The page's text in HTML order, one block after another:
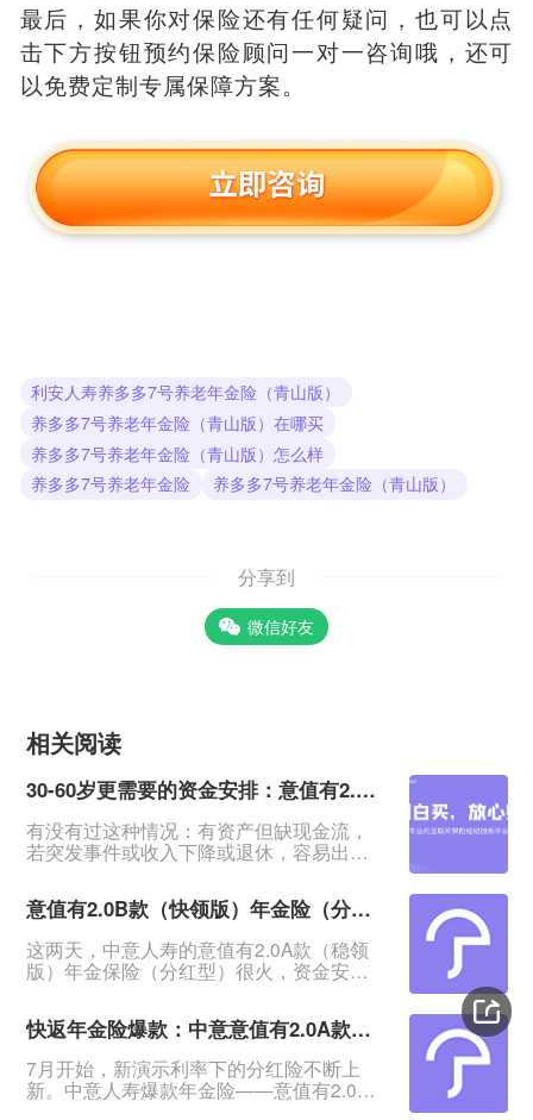
最后，如果你对保险还有任何疑问，也可以点
击下方按钮预约保险顾问一对一咨询哦，还可
以免费定制专属保障方案。
利安人寿养多多7号养老年金险（青山版）
养多多7号养老年金险（青山版）在哪买
养多多7号养老年金险（青山版）怎么样
养多多7号养老年金险
养多多7号养老年金险（青山版）
分享到
微信好友
相关阅读
30-60岁更需要的资金安排：意值有2.0B款（快领版）分红年金险
有没有过这种情况：有资产但缺现金流，
若突发事件或收入下降或退休，容易出现
活。&nbsp;一笔安全的、能提供持续现金
流、在急需用钱时又能无损失拿回的资
金，在这时候就显得特别重要。&nbsp;中
意意值有2.0B款（快领版）年金保险（分
红型）：回血快、返钱快、资金安全，提
更需要的资金规划。&n
意值有2.0B款（快领版）年金险（分红型）相比A款有哪些优势？
这两天，中意人寿的意值有2.0A款（稳领
版）年金保险（分红型）很火，资金安
个系列还有个B款（快领版）：这款有哪些
保障？与A款有哪些区别？今日就来测一测
意值有2.0B款（快领版）年金保险（分红
型）。一、意值有2.0B款（快领版）保障
怎么样？与A款有哪些区别？意值有2.0B款
快返年金险爆款：中意意值有2.0A款年金保险（分红型）来了
7月开始，新演示利率下的分红险不断上
新。中意人寿爆款年金险——意值有2.0A